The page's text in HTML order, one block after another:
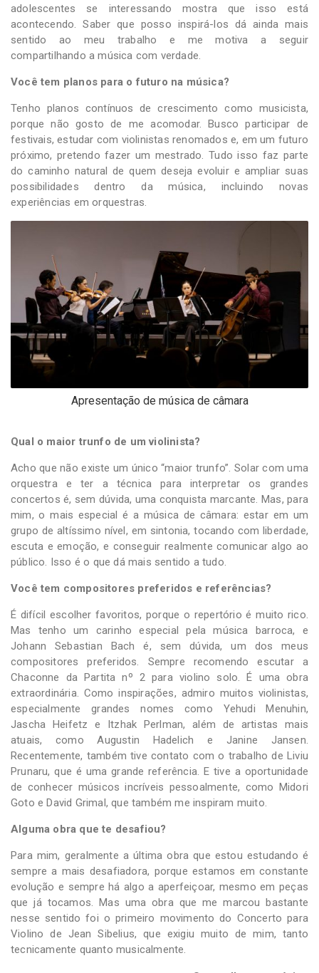
adolescentes se interessando mostra que isso está
acontecendo. Saber que posso inspirá-los dá ainda mais
sentido ao meu trabalho e me motiva a seguir
compartilhando a música com verdade.
Você tem planos para o futuro na música?
Tenho planos contínuos de crescimento como musicista,
porque não gosto de me acomodar. Busco participar de
festivais, estudar com violinistas renomados e, em um futuro
próximo, pretendo fazer um mestrado. Tudo isso faz parte
do caminho natural de quem deseja evoluir e ampliar suas
possibilidades dentro da música, incluindo novas
experiências em orquestras.
Apresentação de música de câmara
Qual o maior trunfo de um violinista?
Acho que não existe um único “maior trunfo”. Solar com uma
orquestra e ter a técnica para interpretar os grandes
concertos é, sem dúvida, uma conquista marcante. Mas, para
mim, o mais especial é a música de câmara: estar em um
grupo de altíssimo nível, em sintonia, tocando com liberdade,
escuta e emoção, e conseguir realmente comunicar algo ao
público. Isso é o que dá mais sentido a tudo.
Você tem compositores preferidos e referências?
É difícil escolher favoritos, porque o repertório é muito rico.
Mas tenho um carinho especial pela música barroca, e
Johann Sebastian Bach é, sem dúvida, um dos meus
compositores preferidos. Sempre recomendo escutar a
Chaconne da Partita nº 2 para violino solo. É uma obra
extraordinária. Como inspirações, admiro muitos violinistas,
especialmente grandes nomes como Yehudi Menuhin,
Jascha Heifetz e Itzhak Perlman, além de artistas mais
atuais, como Augustin Hadelich e Janine Jansen.
Recentemente, também tive contato com o trabalho de Liviu
Prunaru, que é uma grande referência. E tive a oportunidade
de conhecer músicos incríveis pessoalmente, como Midori
Goto e David Grimal, que também me inspiram muito.
Alguma obra que te desafiou?
Para mim, geralmente a última obra que estou estudando é
sempre a mais desafiadora, porque estamos em constante
evolução e sempre há algo a aperfeiçoar, mesmo em peças
que já tocamos. Mas uma obra que me marcou bastante
nesse sentido foi o primeiro movimento do Concerto para
Violino de Jean Sibelius, que exigiu muito de mim, tanto
tecnicamente quanto musicalmente.